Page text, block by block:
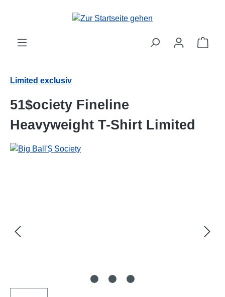
Limited exclusiv
51$ociety Fineline
Heavyweight T-Shirt Limited